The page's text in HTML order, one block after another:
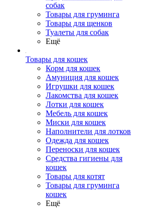
собак
Товары для груминга
Товары для щенков
Туалеты для собак
Ещё
Товары для кошек
Корм для кошек
Амуниция для кошек
Игрушки для кошек
Лакомства для кошек
Лотки для кошек
Мебель для кошек
Миски для кошек
Наполнители для лотков
Одежда для кошек
Переноски для кошек
Средства гигиены для
кошек
Товары для котят
Товары для груминга
кошек
Ещё